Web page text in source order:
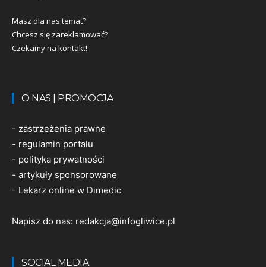
Masz dla nas temat?
Chcesz się zareklamować?
Czekamy na kontakt!
O NAS | PROMOCJA
- zastrzeżenia prawne
- regulamin portalu
- polityka prywatności
- artykuły sponsorowane
- Lekarz online w Dimedic
Napisz do nas: redakcja@infogliwice.pl
SOCIAL MEDIA